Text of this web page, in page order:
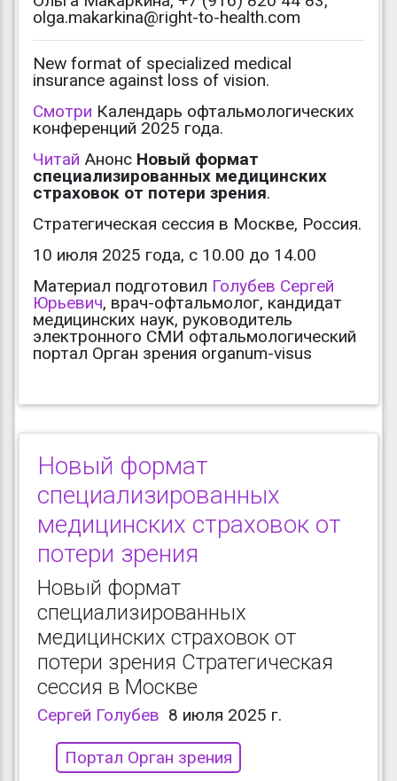
olga.makarkina@right-to-health.com
New format of specialized medical
insurance against loss of vision.
Смотри Календарь офтальмологических
конференций 2025 года.
Читай Анонс Новый формат
специализированных медицинских
страховок от потери зрения.
Стратегическая сессия в Москве, Россия.
10 июля 2025 года, с 10.00 до 14.00
Материал подготовил Голубев Сергей
Юрьевич, врач-офтальмолог, кандидат
медицинских наук, руководитель
электронного СМИ офтальмологический
портал Орган зрения organum-visus
Новый формат
специализированных
медицинских страховок от
потери зрения
Новый формат
специализированных
медицинских страховок от
потери зрения Стратегическая
сессия в Москве
Сергей Голубев 8 июля 2025 г.
Портал Орган зрения